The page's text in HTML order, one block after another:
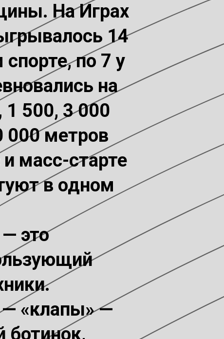
На Играх
14
по 7 у
на
500, 3 000
000 метров
масс-старте
в одном
это
— «клапы» —
ботинок,